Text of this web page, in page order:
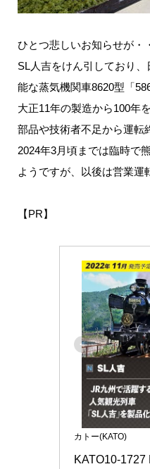
ひとつ悲しいお知らせが・
SL人吉をけん引しており
能な蒸気機関車8620型「
大正11年の製造から100年
部品や技術者不足から運転
2024年3月頃までは臨時で
ようですが、以後は営業運
【PR】
カトー(KATO)
KATO10-1727